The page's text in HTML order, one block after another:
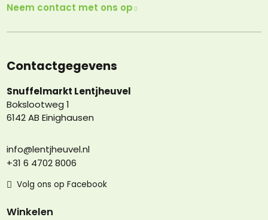
Neem contact met ons op
Contactgegevens
Snuffelmarkt Lentjheuvel
Bokslootweg 1
6142 AB Einighausen
info@lentjheuvel.nl
+31 6 4702 8006
Volg ons op Facebook
Winkelen